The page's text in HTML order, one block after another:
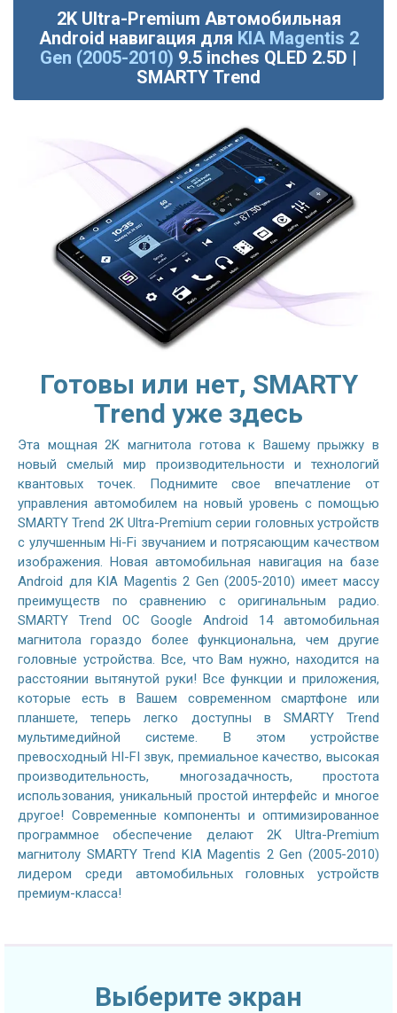
2K Ultra-Premium Автомобильная
Android навигация для KIA Magentis 2
Gen (2005-2010) 9.5 inches QLED 2.5D |
SMARTY Trend
Готовы или нет, SMARTY
Trend уже здесь
Эта мощная 2K магнитола готова к Вашему прыжку в
новый смелый мир производительности и технологий
квантовых точек. Поднимите свое впечатление от
управления автомобилем на новый уровень с помощью
SMARTY Trend 2K Ultra-Premium серии головных устройств
с улучшенным Hi-Fi звучанием и потрясающим качеством
изображения. Новая автомобильная навигация на базе
Android для KIA Magentis 2 Gen (2005-2010) имеет массу
преимуществ по сравнению с оригинальным радио.
SMARTY Trend ОС Google Android 14 автомобильная
магнитола гораздо более функциональна, чем другие
головные устройства. Все, что Вам нужно, находится на
расстоянии вытянутой руки! Все функции и приложения,
которые есть в Вашем современном смартфоне или
планшете, теперь легко доступны в SMARTY Trend
мультимедийной системе. В этом устройстве
превосходный HI-FI звук, премиальное качество, высокая
производительность, многозадачность, простота
использования, уникальный простой интерфейс и многое
другое! Современные компоненты и оптимизированное
программное обеспечение делают 2K Ultra-Premium
магнитолу SMARTY Trend KIA Magentis 2 Gen (2005-2010)
лидером среди автомобильных головных устройств
премиум-класса!
Выберите экран